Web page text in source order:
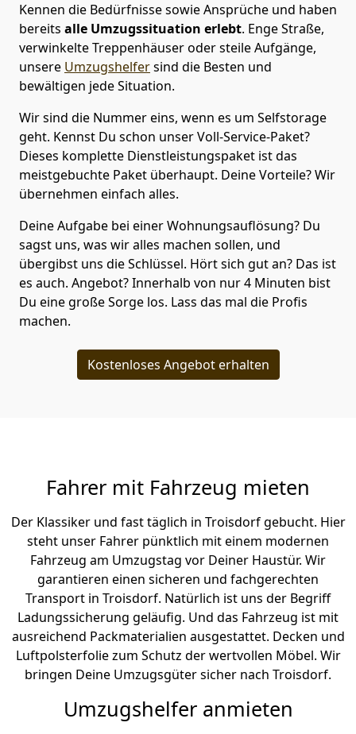
Kennen die Bedürfnisse sowie Ansprüche und haben
bereits alle Umzugssituation erlebt. Enge Straße,
verwinkelte Treppenhäuser oder steile Aufgänge,
unsere Umzugshelfersind die Besten und
bewältigen jede Situation.
Wir sind die Nummer eins, wenn es um Selfstorage
geht. Kennst Du schon unser Voll-Service-Paket?
Dieses komplette Dienstleistungspaket ist das
meistgebuchte Paket überhaupt. Deine Vorteile? Wir
übernehmen einfach alles.
Deine Aufgabe bei einer Wohnungsauflösung? Du
sagst uns, was wir alles machen sollen, und
übergibst uns die Schlüssel. Hört sich gut an? Das ist
es auch. Angebot? Innerhalb von nur 4 Minuten bist
Du eine große Sorge los. Lass das mal die Profis
machen.
Kostenloses Angebot erhalten
Fahrer mit Fahrzeug mieten
Der Klassiker und fast täglich in Troisdorf gebucht. Hier
steht unser Fahrer pünktlich mit einem modernen
Fahrzeug am Umzugstag vor Deiner Haustür. Wir
garantieren einen sicheren und fachgerechten
Transport in Troisdorf. Natürlich ist uns der Begriff
Ladungssicherung geläufig. Und das Fahrzeug ist mit
ausreichend Packmaterialien ausgestattet. Decken und
Luftpolsterfolie zum Schutz der wertvollen Möbel. Wir
bringen Deine Umzugsgüter sicher nach Troisdorf.
Umzugshelfer anmieten